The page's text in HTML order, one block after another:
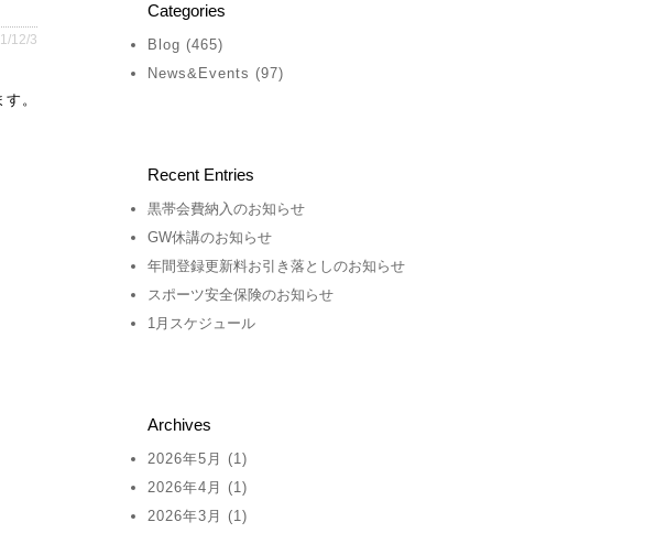
12/3
。
Categories
Blog (465)
News&Events (97)
Recent Entries
黒帯会費納入のお知らせ
GW休講のお知らせ
年間登録更新料お引き落としのお知らせ
スポーツ安全保険のお知らせ
1月スケジュール
Archives
2026年5月
(1)
2026年4月
(1)
2026年3月
(1)